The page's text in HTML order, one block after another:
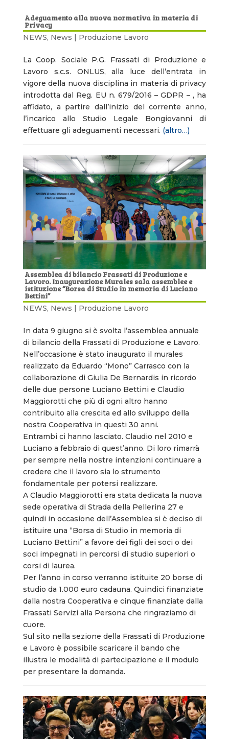
Adeguamento alla nuova normativa in materia di
Privacy
NEWS, News | Produzione Lavoro
La Coop. Sociale P.G. Frassati di Produzione e
Lavoro s.c.s. ONLUS, alla luce dell’entrata in
vigore della nuova disciplina in materia di privacy
introdotta dal Reg. EU n. 679/2016 – GDPR – , ha
affidato, a partire dall’inizio del corrente anno,
l’incarico allo Studio Legale Bongiovanni di
effettuare gli adeguamenti necessari. (altro…)
Assemblea di bilancio Frassati di Produzione e
Lavoro. Inaugurazione Murales sala assemblee e
istituzione “Borsa di Studio in memoria di Luciano
Bettini”
NEWS, News | Produzione Lavoro
In data 9 giugno si è svolta l’assemblea annuale
di bilancio della Frassati di Produzione e Lavoro.
Nell’occasione è stato inaugurato il murales
realizzato da Eduardo “Mono” Carrasco con la
collaborazione di Giulia De Bernardis in ricordo
delle due persone Luciano Bettini e Claudio
Maggiorotti che più di ogni altro hanno
contribuito alla crescita ed allo sviluppo della
nostra Cooperativa in questi 30 anni.
Entrambi ci hanno lasciato. Claudio nel 2010 e
Luciano a febbraio di quest’anno. Di loro rimarrà
per sempre nella nostre intenzioni continuare a
credere che il lavoro sia lo strumento
fondamentale per potersi realizzare.
A Claudio Maggiorotti era stata dedicata la nuova
sede operativa di Strada della Pellerina 27 e
quindi in occasione dell’Assemblea si è deciso di
istituire una “Borsa di Studio in memoria di
Luciano Bettini” a favore dei figli dei soci o dei
soci impegnati in percorsi di studio superiori o
corsi di laurea.
Per l’anno in corso verranno istituite 20 borse di
studio da 1.000 euro cadauna. Quindici finanziate
dalla nostra Cooperativa e cinque finanziate dalla
Frassati Servizi alla Persona che ringraziamo di
cuore.
Sul sito nella sezione della Frassati di Produzione
e Lavoro è possibile scaricare il bando che
illustra le modalità di partecipazione e il modulo
per presentare la domanda.